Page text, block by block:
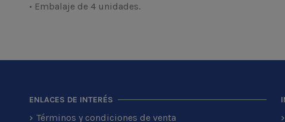
• Embalaje de 4 unidades.
ENLACES DE INTERÉS
Términos y condiciones de venta